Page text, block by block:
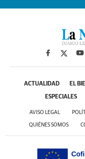
ACTUALIDAD EL
ESPECIALES
AVISO LEGAL
QUIÉNES SOMOS